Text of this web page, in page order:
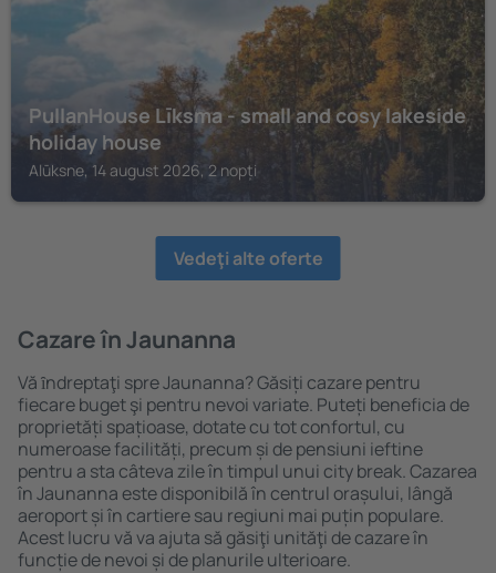
PullanHouse Līksma - small and cosy lakeside
holiday house
Alūksne, 14 august 2026, 2 nopți
Vedeţi alte oferte
Cazare în Jaunanna
Vă ȋndreptaţi spre Jaunanna? Găsiți cazare pentru
fiecare buget şi pentru nevoi variate. Puteți beneficia de
proprietăți spațioase, dotate cu tot confortul, cu
numeroase facilități, precum și de pensiuni ieftine
pentru a sta câteva zile în timpul unui city break. Cazarea
în Jaunanna este disponibilă în centrul orașului, lângă
aeroport și în cartiere sau regiuni mai puțin populare.
Acest lucru vă va ajuta să găsiţi unităţi de cazare în
funcție de nevoi și de planurile ulterioare.